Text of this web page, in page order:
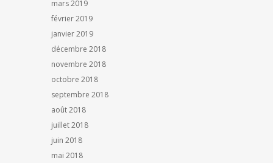
mars 2019
février 2019
janvier 2019
décembre 2018
novembre 2018
octobre 2018
septembre 2018
août 2018
juillet 2018
juin 2018
mai 2018